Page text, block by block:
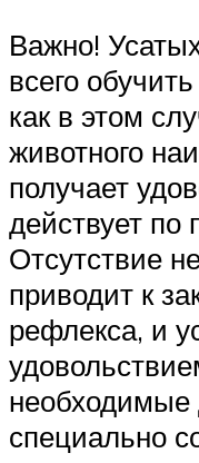
Важно!
всего
как в этом
животного
получает
действует
Отсутствие
приводит к
рефлекса, и
необходимые
специально